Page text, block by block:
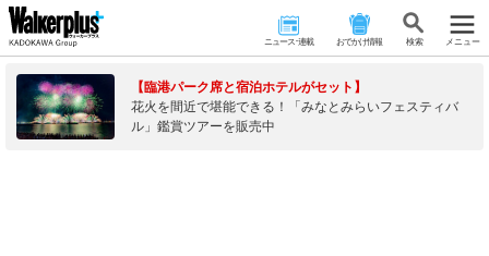
ニュース･連載 おでかけ情報 検 索 メニュー
【臨港パーク席と宿泊ホテルがセット】
花火を間近で堪能できる！「みなとみらいフェスティバ
ル」鑑賞ツアーを販売中